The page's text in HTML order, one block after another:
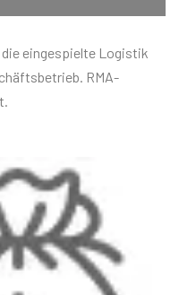
eingespielte Logistik
RMA-